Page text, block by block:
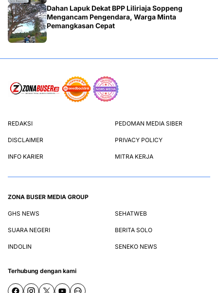
Dahan Lapuk Dekat BPP Liliriaja Soppeng
Mengancam Pengendara, Warga Minta
Pemangkasan Cepat
REDAKSI PEDOMAN MEDIA SIBER
DISCLAIMER PRIVACY POLICY
INFO KARIER MITRA KERJA
ZONA BUSER MEDIA GROUP
GHS NEWS SEHATWEB
SUARA NEGERI BERITA SOLO
INDOLIN SENEKO NEWS
Terhubung dengan kami